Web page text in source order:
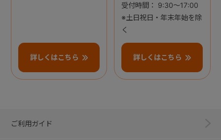
詳しくはこちら
受付時間： 9:30～17:00
※土日祝日・年末年始を除
く
詳しくはこちら
ご利用ガイド